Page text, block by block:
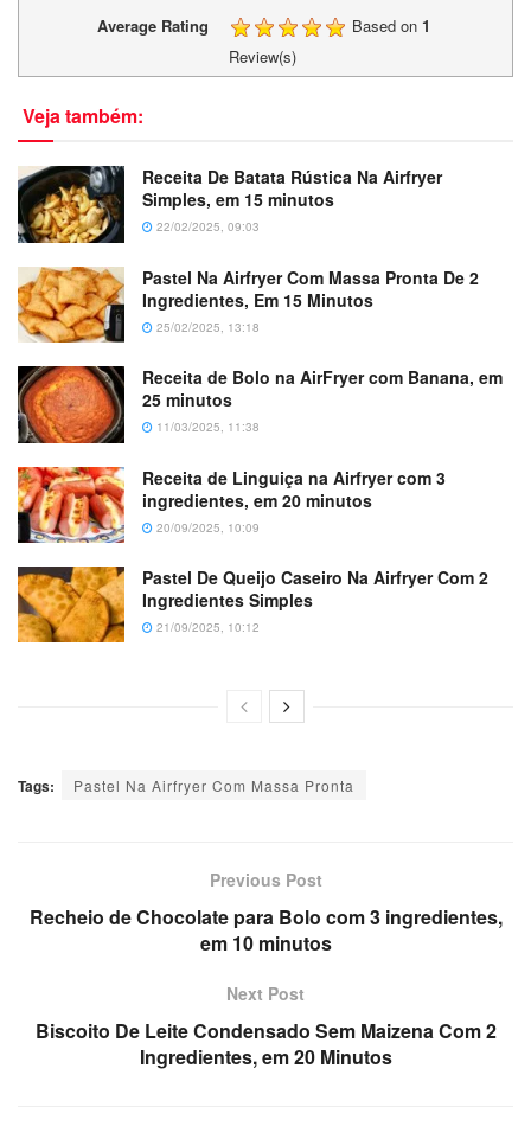
Average Rating Based on 1
Review(s)
Veja também:
Receita De Batata Rústica Na Airfryer
Simples, em 15 minutos
22/02/2025, 09:03
Pastel Na Airfryer Com Massa Pronta De 2
Ingredientes, Em 15 Minutos
25/02/2025, 13:18
Receita de Bolo na AirFryer com Banana, em
25 minutos
11/03/2025, 11:38
Receita de Linguiça na Airfryer com 3
ingredientes, em 20 minutos
20/09/2025, 10:09
Pastel De Queijo Caseiro Na Airfryer Com 2
Ingredientes Simples
21/09/2025, 10:12
Tags: Pastel Na Airfryer Com Massa Pronta
Previous Post
Recheio de Chocolate para Bolo com 3 ingredientes,
em 10 minutos
Next Post
Biscoito De Leite Condensado Sem Maizena Com 2
Ingredientes, em 20 Minutos